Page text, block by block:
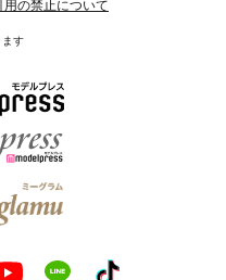
の禁止について
す